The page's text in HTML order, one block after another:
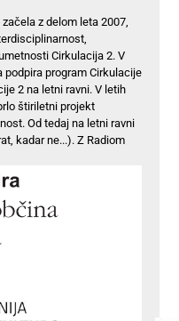
z delom leta 2007,
Cirkulacija 2. V
podpira program Cirkulacije
2 na letni ravni. V letih
štiriletni projekt
Od tedaj na letni ravni
kadar ne...). Z Radiom